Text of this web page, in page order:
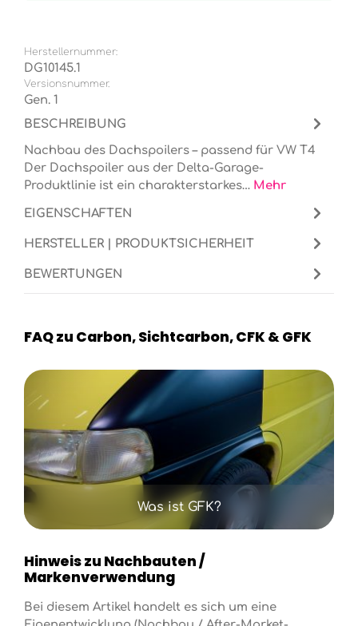
Herstellernummer:
DG10145.1
Versionsnummer.
Gen. 1
BESCHREIBUNG
Nachbau des Dachspoilers – passend für VW T4
Der Dachspoiler aus der Delta-Garage-
Produktlinie ist ein charakterstarkes… Mehr
EIGENSCHAFTEN
HERSTELLER | PRODUKTSICHERHEIT
BEWERTUNGEN
FAQ zu Carbon, Sichtcarbon, CFK & GFK
Kategoriegalerie überspringen
Was ist GFK?
Hinweis zu Nachbauten /
Markenverwendung
Bei diesem Artikel handelt es sich um eine